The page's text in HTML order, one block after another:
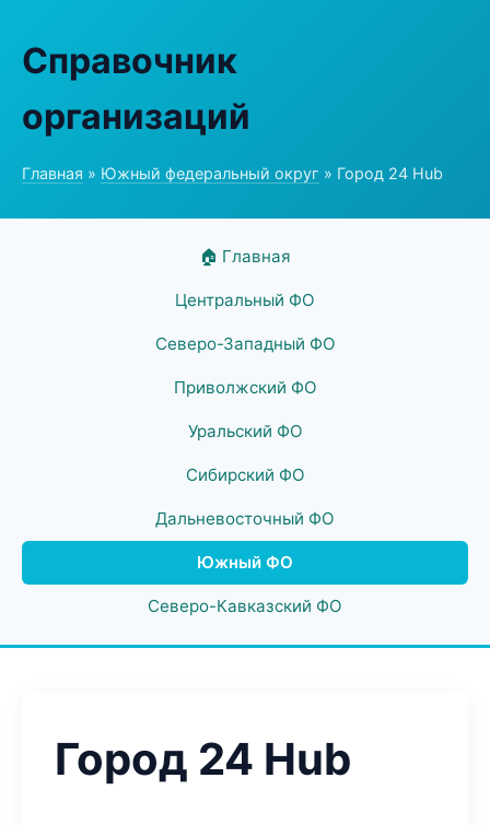
Справочник
организаций
Главная » Южный федеральный округ » Город 24 Hub
🏠 Главная
Центральный ФО
Северо-Западный ФО
Приволжский ФО
Уральский ФО
Сибирский ФО
Дальневосточный ФО
Южный ФО
Северо-Кавказский ФО
Город 24 Hub